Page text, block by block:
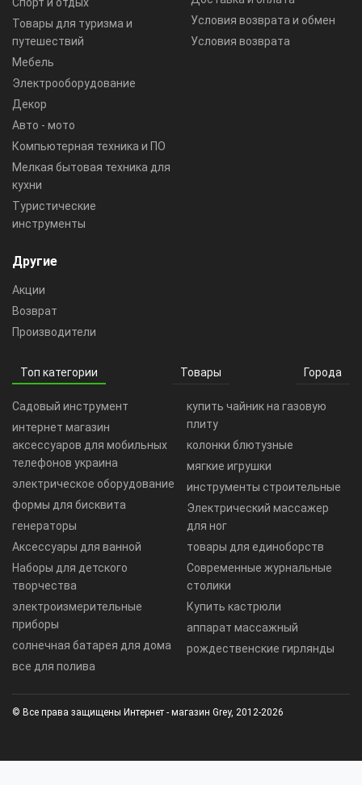
Товары для туризма и
путешествий
Мебель
Электрооборудование
Декор
Авто - мото
Компьютерная техника и ПО
Мелкая бытовая техника для
кухни
Туристические
инструменты
Условия возврата и обмен
Условия возврата
Другие
Акции
Возврат
Производители
Топ категории Товары Города
Садовый инструмент
интернет магазин
аксессуаров для мобильных
телефонов украина
электрическое оборудование
формы для бисквита
генераторы
Аксессуары для ванной
Наборы для детского
творчества
электроизмерительные
приборы
солнечная батарея для дома
все для полива
купить чайник на газовую
плиту
колонки блютузные
мягкие игрушки
инструменты строительные
Электрический массажер
для ног
товары для единоборств
Современные журнальные
столики
Купить кастрюли
аппарат массажный
рождественские гирлянды
© Все права защищены Интернет - магазин Grey, 2012-2026